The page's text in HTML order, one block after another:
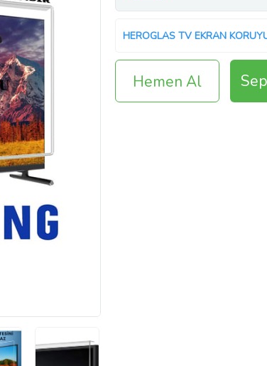
HEROGLAS TV EKRAN
Hemen Al